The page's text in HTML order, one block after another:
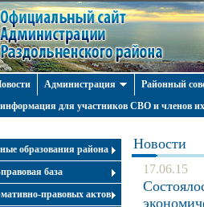
Администрация Районный
для участников СВО и членов
образования района
база
правовых актов
Новости
17.06.15